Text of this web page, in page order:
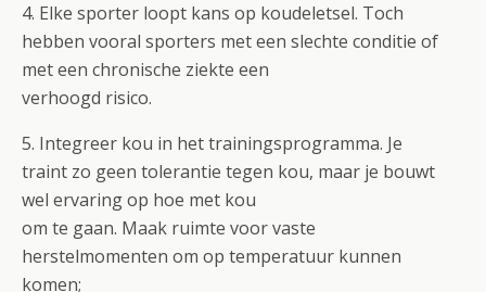
4. Elke sporter loopt kans op koudeletsel. Toch
hebben vooral sporters met een slechte conditie of
met een chronische ziekte een
verhoogd risico.
5. Integreer kou in het trainingsprogramma. Je
traint zo geen tolerantie tegen kou, maar je bouwt
wel ervaring op hoe met kou
om te gaan. Maak ruimte voor vaste
herstelmomenten om op temperatuur kunnen
komen;